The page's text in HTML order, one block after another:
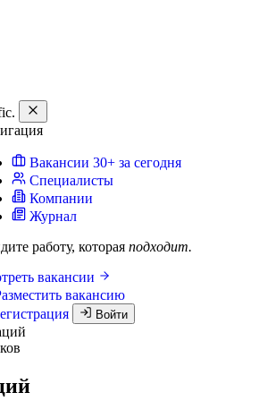
.
Вакансии 30+ за сегодня
Специалисты
Компании
Журнал
работу, которая подходит.
вакансии
вакансию
Войти